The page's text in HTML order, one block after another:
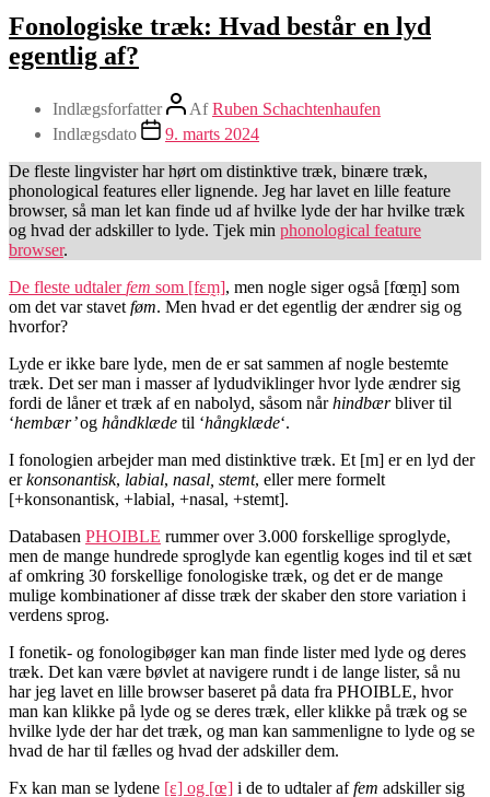
Fonologiske træk: Hvad består en lyd
egentlig af?
Indlægsforfatter AfRuben Schachtenhaufen
Indlægsdato
9. marts 2024
De fleste lingvister har hørt om distinktive træk, binære træk,
phonological features eller lignende. Jeg har lavet en lille feature
browser, så man let kan finde ud af hvilke lyde der har hvilke træk
og hvad der adskiller to lyde. Tjek min phonological feature
browser.
De fleste udtalerfem som [fɛm̰], men nogle siger også [fœm̰] som
om det var stavet føm. Men hvad er det egentlig der ændrer sig og
hvorfor?
Lyde er ikke bare lyde, men de er sat sammen af nogle bestemte
træk. Det ser man i masser af lydudviklinger hvor lyde ændrer sig
fordi de låner et træk af en nabolyd, såsom nårhindbærbliver til
‘hembær’og håndklæde til ‘hångklæde‘.
I fonologien arbejder man med distinktive træk. Et [m] er en lyd der
erkonsonantisk, labial, nasal, stemt, eller mere formelt
[+konsonantisk, +labial, +nasal, +stemt].
Databasen PHOIBLE rummer over 3.000 forskellige sproglyde,
men de mange hundrede sproglyde kan egentlig koges ind til et sæt
af omkring 30 forskellige fonologiske træk, og det er de mange
mulige kombinationer af disse træk der skaber den store variation i
verdens sprog.
I fonetik- og fonologibøger kan man finde lister med lyde og deres
træk. Det kan være bøvlet at navigere rundt i de lange lister, så nu
har jeg lavet en lille browser baseret på data fra PHOIBLE, hvor
man kan klikke på lyde og se deres træk, eller klikke på træk og se
hvilke lyde der har det træk, og man kan sammenligne to lyde og se
hvad de har til fælles og hvad der adskiller dem.
Fx kan man se lydene [ɛ] og [œ] i de to udtaler affem adskiller sig